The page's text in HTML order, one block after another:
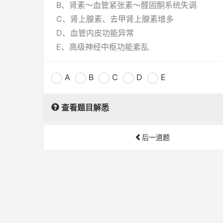
B、肾素～血管紧张素～醛固酮系统失调
C、肾上腺素、去甲肾上腺素增多
D、血管内皮功能异常
E、高级神经中枢功能紊乱
A B C D E
查看题目解悉
后一道题